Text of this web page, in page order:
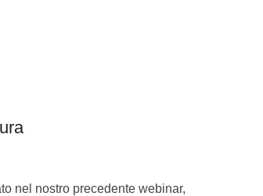
nel nostro precedente webinar,